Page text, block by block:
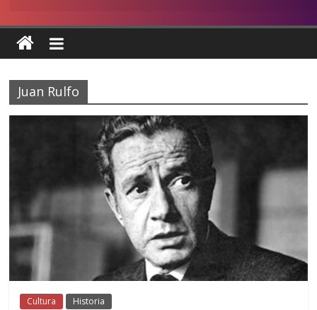
Juan Rulfo
Cultura Historia